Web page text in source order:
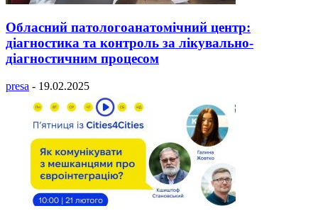
Обласний патологоанатомічний центр:
діагностика та контроль за лікувально-
діагностичним процесом
presa - 19.02.2025